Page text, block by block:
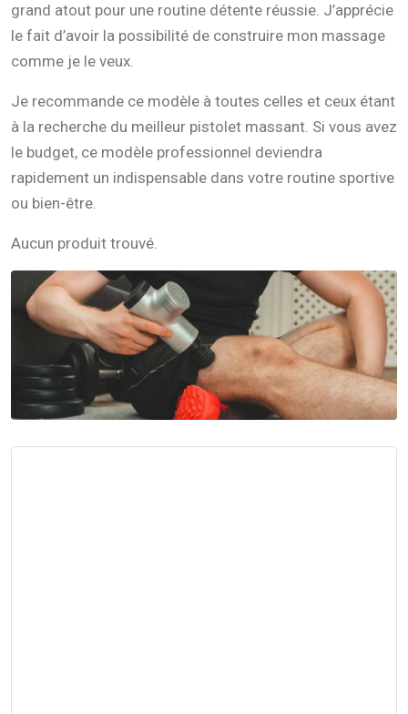
grand atout pour une routine détente réussie. J’apprécie
le fait d’avoir la possibilité de construire mon massage
comme je le veux.
Je recommande ce modèle à toutes celles et ceux étant
à la recherche du meilleur pistolet massant. Si vous avez
le budget, ce modèle professionnel deviendra
rapidement un indispensable dans votre routine sportive
ou bien-être.
Aucun produit trouvé.